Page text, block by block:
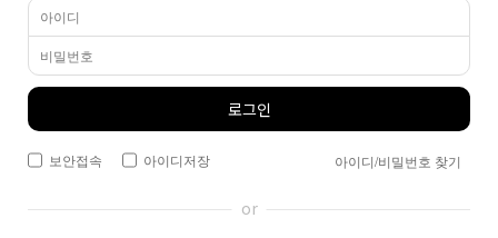
로그인
보안접속 아이디저장 아이디/비밀번호 찾기
or